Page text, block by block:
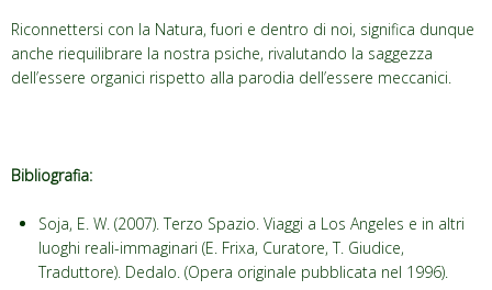
Riconnettersi con la Natura, fuori e dentro di noi, significa dunque
anche riequilibrare la nostra psiche, rivalutando la saggezza
dell’essere organici rispetto alla parodia dell’essere meccanici.
Bibliografia:
Soja, E. W. (2007). Terzo Spazio. Viaggi a Los Angeles e in altri
luoghi reali-immaginari (E. Frixa, Curatore, T. Giudice,
Traduttore). Dedalo. (Opera originale pubblicata nel 1996).